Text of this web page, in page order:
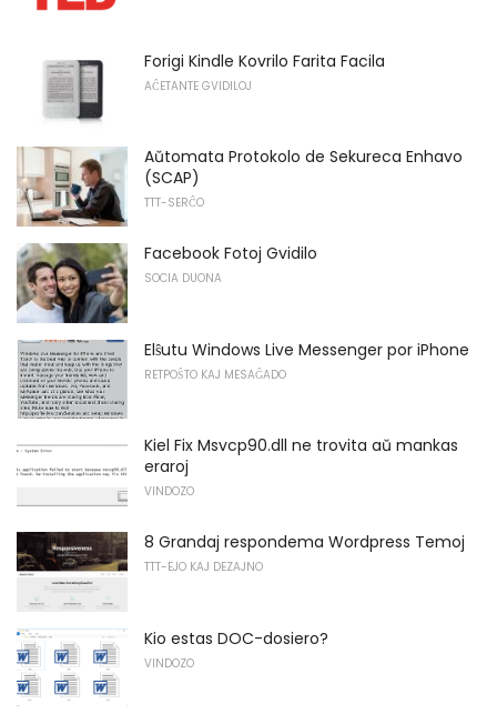
Forigi Kindle Kovrilo Farita Facila
AĈETANTE GVIDILOJ
Aŭtomata Protokolo de Sekureca Enhavo
(SCAP)
TTT-SERĈO
Facebook Fotoj Gvidilo
SOCIA DUONA
Elŝutu Windows Live Messenger por iPhone
RETPOŜTO KAJ MESAĜADO
Kiel Fix Msvcp90.dll ne trovita aŭ mankas
eraroj
VINDOZO
8 Grandaj respondema Wordpress Temoj
TTT-EJO KAJ DEZAJNO
Kio estas DOC-dosiero?
VINDOZO